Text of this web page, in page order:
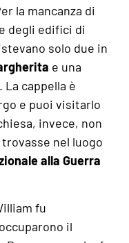
la mancanza di
degli edifici di
solo due in
e una
La cappella è
e puoi visitarlo
invece, non
nel luogo
alla Guerra
fu
il